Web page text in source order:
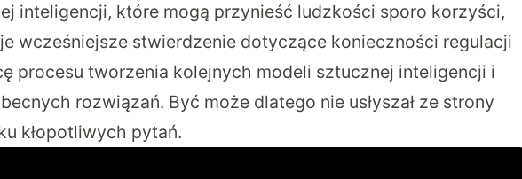
inteligencji, które mogą przynieść ludzkości sporo korzyści,
wcześniejsze stwierdzenie dotyczące konieczności regulacji
procesu tworzenia kolejnych modeli sztucznej inteligencji i
rozwiązań. Być może dlatego nie usłyszał ze strony
kłopotliwych pytań.